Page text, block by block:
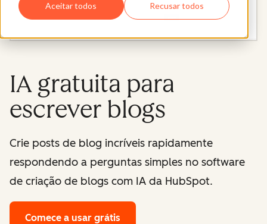
Aceitar todos Recusar todos
IA gratuita para
escrever blogs
Crie posts de blog incríveis rapidamente
respondendo a perguntas simples no software
de criação de blogs com IA da HubSpot.
Comece a usar grátis